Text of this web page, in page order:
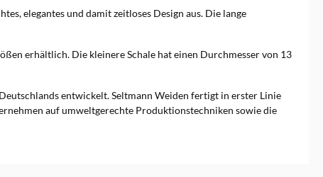
elegantes und damit zeitloses Design aus. Die lange
erhältlich. Die kleinere Schale hat einen Durchmesser von 13
entwickelt. Seltmann Weiden fertigt in erster Linie
auf umweltgerechte Produktionstechniken sowie die